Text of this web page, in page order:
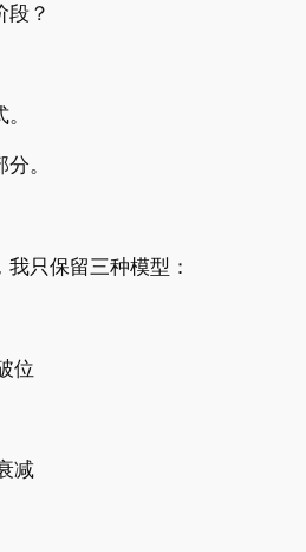
段？
。
只保留三种模型：
位
减